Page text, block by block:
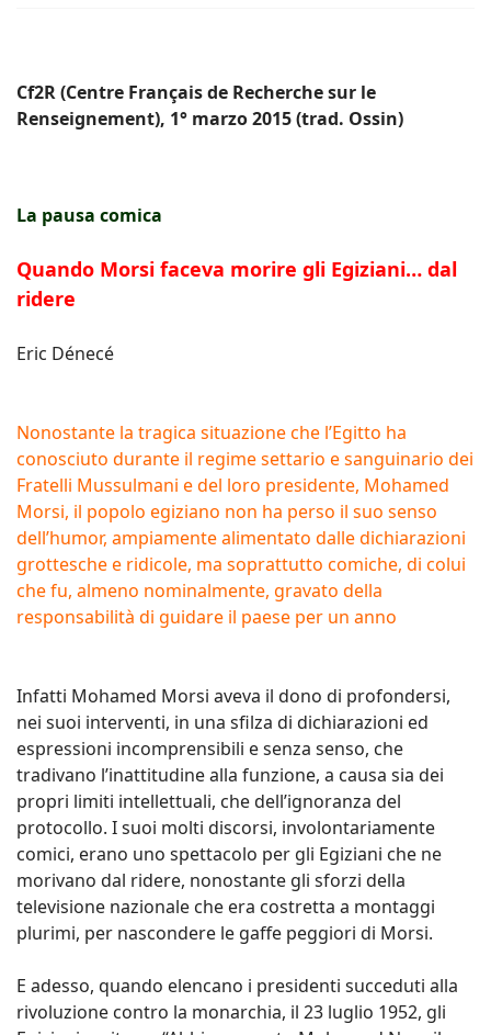
Cf2R (Centre Français de Recherche sur le
Renseignement), 1° marzo 2015 (trad. Ossin)
La pausa comica
Quando Morsi faceva morire gli Egiziani… dal
ridere
Eric Dénecé
Nonostante la tragica situazione che l’Egitto ha
conosciuto durante il regime settario e sanguinario dei
Fratelli Mussulmani e del loro presidente, Mohamed
Morsi, il popolo egiziano non ha perso il suo senso
dell’humor, ampiamente alimentato dalle dichiarazioni
grottesche e ridicole, ma soprattutto comiche, di colui
che fu, almeno nominalmente, gravato della
responsabilità di guidare il paese per un anno
Infatti Mohamed Morsi aveva il dono di profondersi,
nei suoi interventi, in una sfilza di dichiarazioni ed
espressioni incomprensibili e senza senso, che
tradivano l’inattitudine alla funzione, a causa sia dei
propri limiti intellettuali, che dell’ignoranza del
protocollo. I suoi molti discorsi, involontariamente
comici, erano uno spettacolo per gli Egiziani che ne
morivano dal ridere, nonostante gli sforzi della
televisione nazionale che era costretta a montaggi
plurimi, per nascondere le gaffe peggiori di Morsi.
E adesso, quando elencano i presidenti succeduti alla
rivoluzione contro la monarchia, il 23 luglio 1952, gli